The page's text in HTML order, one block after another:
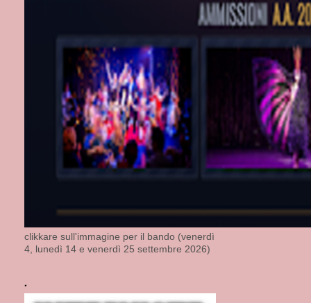
clikkare sull'immagine per il bando (venerdì
4, lunedì 14 e venerdì 25 settembre 2026)
.